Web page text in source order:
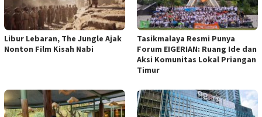
Libur Lebaran, The Jungle Ajak
Nonton Film Kisah Nabi
Tasikmalaya Resmi Punya
Forum EIGERIAN: Ruang Ide dan
Aksi Komunitas Lokal Priangan
Timur